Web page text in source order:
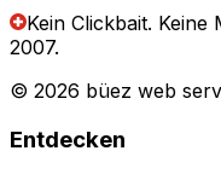
Kein Clickbait. Keine
2007.
© 2026 büez web
Entdecken